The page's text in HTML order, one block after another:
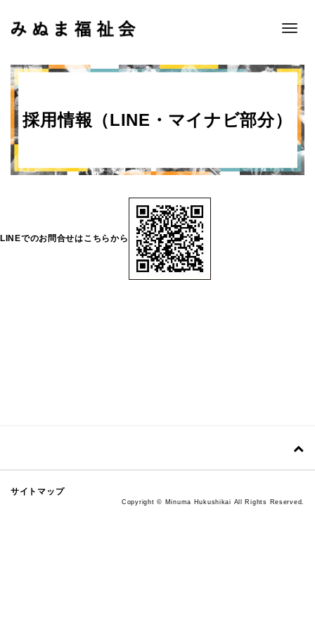
Toggle
採用情報（LINE・マイナビ部分）
LINEでのお問合せはこちらから
サイトマップ
Copyright © Minuma Hukushikai All Rights Reserved.